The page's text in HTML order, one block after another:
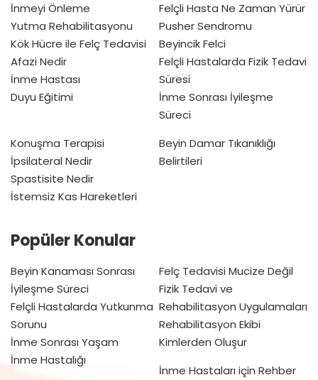
İnmeyi Önleme
Yutma Rehabilitasyonu
Kök Hücre ile Felç Tedavisi
Afazi Nedir
İnme Hastası
Duyu Eğitimi
Felçli Hasta Ne Zaman Yürür
Pusher Sendromu
Beyincik Felci
Felçli Hastalarda Fizik Tedavi
Süresi
İnme Sonrası İyileşme
Süreci
Konuşma Terapisi
İpsilateral Nedir
Spastisite Nedir
İstemsiz Kas Hareketleri
Beyin Damar Tıkanıklığı
Belirtileri
Popüler Konular
Beyin Kanaması Sonrası
İyileşme Süreci
Felçli Hastalarda Yutkunma
Sorunu
İnme Sonrası Yaşam
İnme Hastalığı
Felç Tedavisi Mucize Değil
Fizik Tedavi ve
Rehabilitasyon Uygulamaları
Rehabilitasyon Ekibi
Kimlerden Oluşur
İnme Hastaları için Rehber